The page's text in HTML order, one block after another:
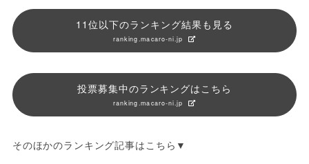
11位以下のランキング結果も見る
ranking.macaro-ni.jp
投票募集中のランキングはこちら
ranking.macaro-ni.jp
そのほかのランキング記事はこちら▼